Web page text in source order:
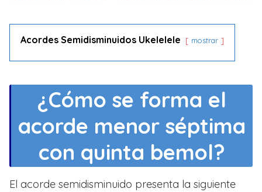
Acordes Semidisminuidos Ukelelele mostrar
¿Cómo se forma el
acorde menor séptima
con quinta bemol?
El acorde semidisminuido presenta la siguiente